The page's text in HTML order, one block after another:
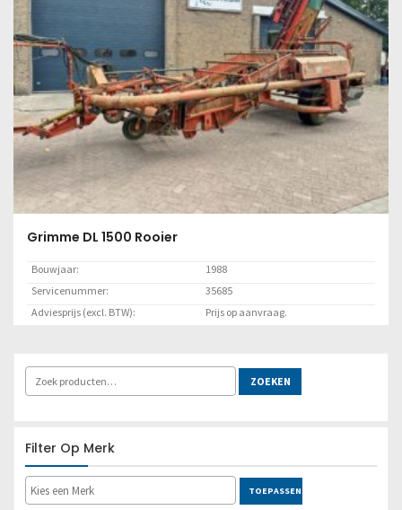
Grimme DL 1500 Rooier
Bouwjaar:
1988
Servicenummer:
35685
Adviesprijs (excl. BTW):
Prijs op aanvraag.
ZOEKEN
Filter Op Merk
TOEPASSEN